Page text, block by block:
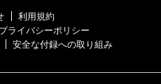
利用規約
プライバシーポリシー
安全な付録への取り組み